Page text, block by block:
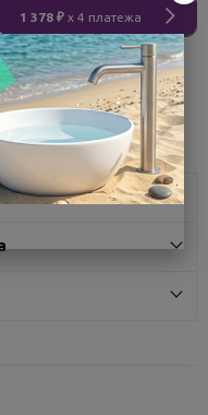
1 378 ₽ x 4 платежа